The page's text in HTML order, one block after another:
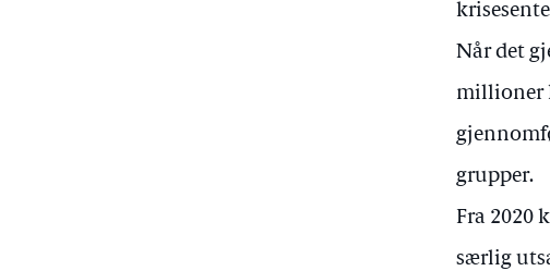
Når det
millioner
grupper.
Fra 2020
særlig